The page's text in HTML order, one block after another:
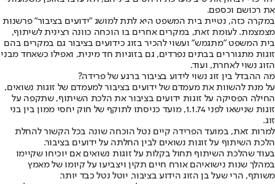
את רכושם וכספם.
במקרה כזה, נטיית בית המשפט היא לתת למושג "ידועים בציבור" פרשנות
מצמצמת. לעומת זאת, במקרים אחרים בו הוכחה כוונה רצינית לשיתוף,
בית המשפט "מתגמש" ועשוי להכיר בזוג כידועים בציבור גם במקרים בהם
זוגות מתגוררים בבתים נפרדים, גם בזוגיות חד מינית, ואפילו כשאחד מבני
הזוג נשוי לאחרת, ועוד.
מה ההבדל בין זוג נשוי לידוע בציבור ברגע של פרידה?
על מנת להשוות את מעמדם של ידועים בציבור למעמדם של זוגות נשואים,
החילה הפסיקה על זוגות ידועים בציבור את הלכת השיתוף, שתקפה על
זוגות שנישאו לפני 1.1.74, מועד כניסתו לתוקף של חוק יחסי ממון בין בני
זוג.
למרות זאת, במועד הפרידה קיים נטל הוכחה שונה בכל הקשור להחלת
הלכת השיתוף על זוגות נשואים לבין החלתה על ידועים בציבור.
בעוד שהלכת השיתוף תחול בקלות על זוגות נשואים אם יוכיחו שקיימו
במהלך שנות נישואיהם אורח חיים תקין ויצביעו על קיומו של מאמץ
משותף, הרי שעל בן הזוג הידוע בציבור, יוטל נטל כבד יותר.